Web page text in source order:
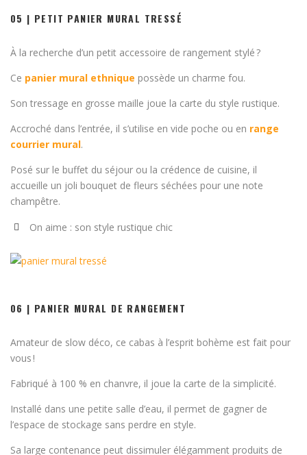
05 | PETIT PANIER MURAL TRESSÉ
À la recherche d’un petit accessoire de rangement stylé ?
Ce panier mural ethnique possède un charme fou.
Son tressage en grosse maille joue la carte du style rustique.
Accroché dans l’entrée, il s’utilise en vide poche ou en range
courrier mural.
Posé sur le buffet du séjour ou la crédence de cuisine, il
accueille un joli bouquet de fleurs séchées pour une note
champêtre.
On aime : son style rustique chic
06 | PANIER MURAL DE RANGEMENT
Amateur de slow déco, ce cabas à l’esprit bohème est fait pour
vous !
Fabriqué à 100 % en chanvre, il joue la carte de la simplicité.
Installé dans une petite salle d’eau, il permet de gagner de
l’espace de stockage sans perdre en style.
Sa large contenance peut dissimuler élégamment produits de